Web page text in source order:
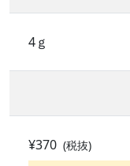
4ｇ
¥370 (税抜)